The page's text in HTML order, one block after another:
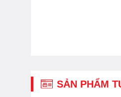
SẢN PHẨM